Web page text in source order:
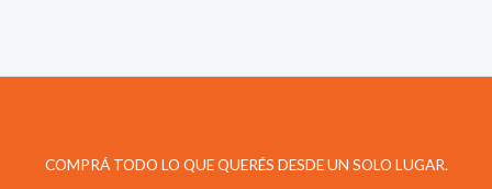
COMPRÁ TODO LO QUE QUERÉS DESDE UN SOLO LUGAR.